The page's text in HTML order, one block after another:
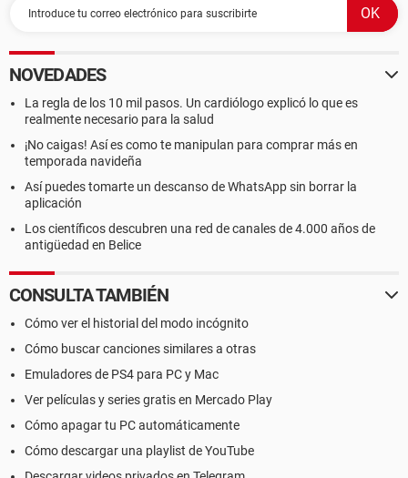
NOVEDADES
La regla de los 10 mil pasos. Un cardiólogo explicó lo que es
realmente necesario para la salud
¡No caigas! Así es como te manipulan para comprar más en
temporada navideña
Así puedes tomarte un descanso de WhatsApp sin borrar la
aplicación
Los científicos descubren una red de canales de 4.000 años de
antigüedad en Belice
CONSULTA TAMBIÉN
Cómo ver el historial del modo incógnito
Cómo buscar canciones similares a otras
Emuladores de PS4 para PC y Mac
Ver películas y series gratis en Mercado Play
Cómo apagar tu PC automáticamente
Cómo descargar una playlist de YouTube